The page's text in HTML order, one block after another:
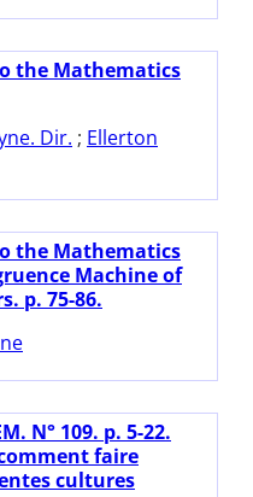
the Mathematics
Dir. ; Ellerton
the Mathematics
Machine of
p. 75-86.
N° 109. p. 5-22.
faire
cultures